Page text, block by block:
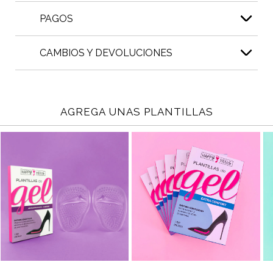
PAGOS
CAMBIOS Y DEVOLUCIONES
AGREGA UNAS PLANTILLAS